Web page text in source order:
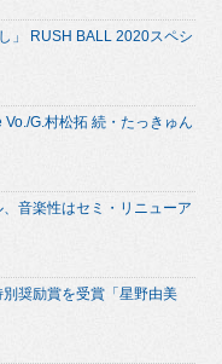
」 RUSH BALL 2020スペシ
G.村松拓 続・たっきゅん
音楽性はセミ・リニューア
奨励賞を受賞「星野由美